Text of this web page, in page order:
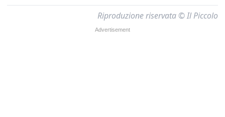
Riproduzione riservata © Il Piccolo